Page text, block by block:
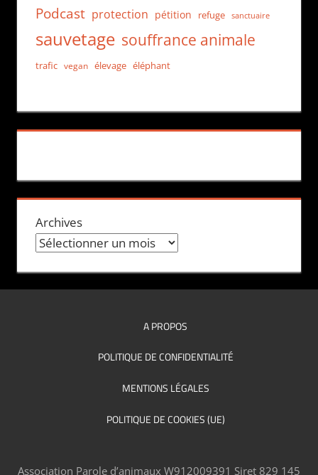
Podcast protection pétition refuge sanctuaire
sauvetage souffrance animale
trafic vegan élevage éléphant
Archives
A PROPOS
POLITIQUE DE CONFIDENTIALITÉ
MENTIONS LÉGALES
POLITIQUE DE COOKIES (UE)
Association Parole d’animaux W912009391 Siret 829 145